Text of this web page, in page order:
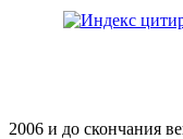
2006 и до скончания